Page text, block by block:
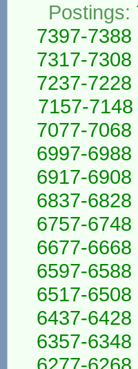
Postings:
7397-7388
7317-7308
7237-7228
7157-7148
7077-7068
6997-6988
6917-6908
6837-6828
6757-6748
6677-6668
6597-6588
6517-6508
6437-6428
6357-6348